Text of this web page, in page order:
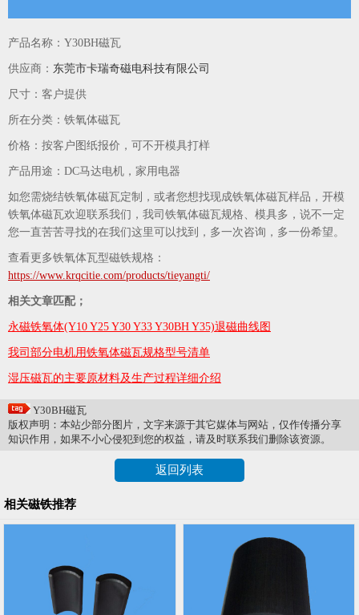
产品名称：Y30BH磁瓦
供应商： 东莞市卡瑞奇磁电科技有限公司
尺寸：客户提供
所在分类：铁氧体磁瓦
价格：按客户图纸报价，可不开模具打样
产品用途：DC马达电机，家用电器
如您需烧结铁氧体磁瓦定制，或者您想找现成铁氧体磁瓦样品，开模
铁氧体磁瓦欢迎联系我们，我司铁氧体磁瓦规格、模具多，说不一定
您一直苦苦寻找的在我们这里可以找到，多一次咨询，多一份希望。
查看更多铁氧体瓦型磁铁规格：
https://www.krqcitie.com/products/tieyangti/
相关文章匹配；
永磁铁氧体(Y10 Y25 Y30 Y33 Y30BH Y35)退磁曲线图
我司部分电机用铁氧体磁瓦规格型号清单
湿压磁瓦的主要原材料及生产过程详细介绍
Y30BH磁瓦
版权声明：本站少部分图片，文字来源于其它媒体与网站，仅作传播分享
知识作用，如果不小心侵犯到您的权益，请及时联系我们删除该资源。
返回列表
相关磁铁推荐